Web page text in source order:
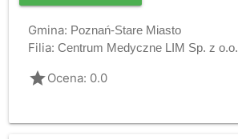
Gmina: Poznań-Stare Miasto
Filia: Centrum Medyczne LIM Sp. z o.o.
gradeOcena: 0.0